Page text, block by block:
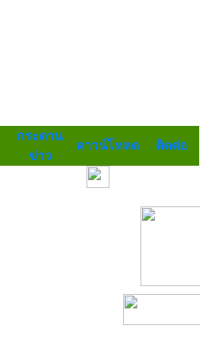
กระดาน
ข่าว
ดาวน์โหลด ติดต่อ